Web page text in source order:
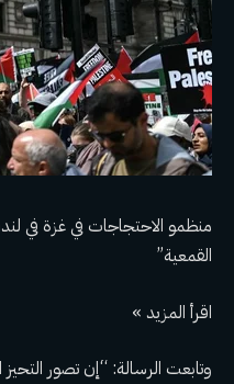
منظمو الاحتجاجات في غزة في
القمعية”
اقرأ المزيد »
وتابعت الرسالة: “إن تصور